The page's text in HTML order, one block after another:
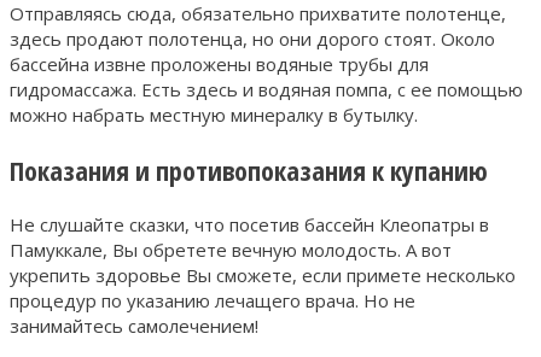
Отправляясь сюда, обязательно прихватите полотенце,
здесь продают полотенца, но они дорого стоят. Около
бассейна извне проложены водяные трубы для
гидромассажа. Есть здесь и водяная помпа, с ее помощью
можно набрать местную минералку в бутылку.
Показания и противопоказания к купанию
Не слушайте сказки, что посетив бассейн Клеопатры в
Памуккале, Вы обретете вечную молодость. А вот
укрепить здоровье Вы сможете, если примете несколько
процедур по указанию лечащего врача. Но не
занимайтесь самолечением!